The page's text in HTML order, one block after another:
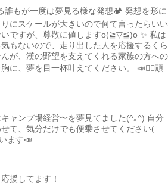
誰もが一度は夢見る様な発想🏕 発想を形に
にスケールが大きいので何て言ったらいい
ですが、尊敬に値しますo(≧▽≦)o ✨ 私は
もないので、走り出した人を応援するくら
が、漢の野望を支えてくれる家族の方への
に、夢を目一杯叶えてください。 📣👷‍♂️頑
ャンプ場経営〜を夢見てました(^｡^) 自分
て、気分だけでも便乗させてください(
ます📣
援してます！